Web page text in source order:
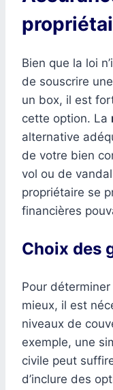
Bien que la loi
de souscrire
un box, il est
cette option. La
alternative
de votre bien
vol ou de
propriétaire se
financières
Choix des
Pour
mieux, il est
niveaux de
exemple, une
civile peut
d’inclure des